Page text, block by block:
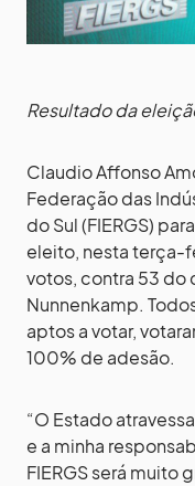
Resultado da
Claudio Affonso
Federação das
do Sul (FIERGS)
eleito, nesta terça-
votos, contra 53 do
Nunnenkamp.
aptos a votar,
100% de adesão.
“O Estado
e a minha
FIERGS será muito